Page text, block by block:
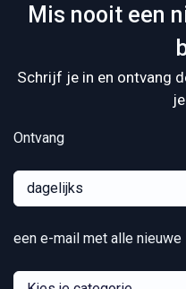
Mis nooit een
Schrijf je in en ontvang
Ontvang
dagelijks
een e-mail met alle nieuwe